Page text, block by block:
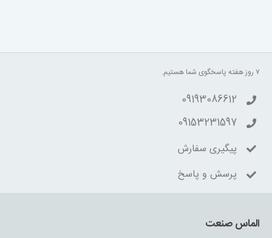
۷ روز هفته پاسخگوی شما هستیم.
09193086612
09153231597
پیگیری سفارش
پرسش و پاسخ
الماس صنعت